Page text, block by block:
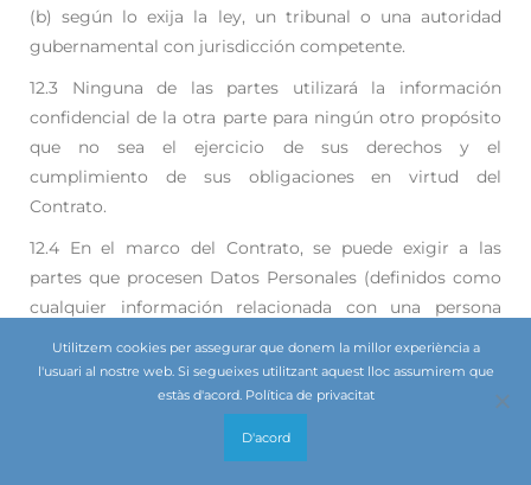
(b) según lo exija la ley, un tribunal o una autoridad
gubernamental con jurisdicción competente.
12.3 Ninguna de las partes utilizará la información
confidencial de la otra parte para ningún otro propósito
que no sea el ejercicio de sus derechos y el
cumplimiento de sus obligaciones en virtud del
Contrato.
12.4 En el marco del Contrato, se puede exigir a las
partes que procesen Datos Personales (definidos como
cualquier información relacionada con una persona
representantes de la otra parte según lo dispuesto en el
Contrato. Cada una de las partes cumplirá con los
Utilitzem cookies per assegurar que donem la millor experiència a
l'usuari al nostre web. Si segueixes utilitzant aquest lloc assumirem que
estàs d'acord. Política de privacitat
D'acord